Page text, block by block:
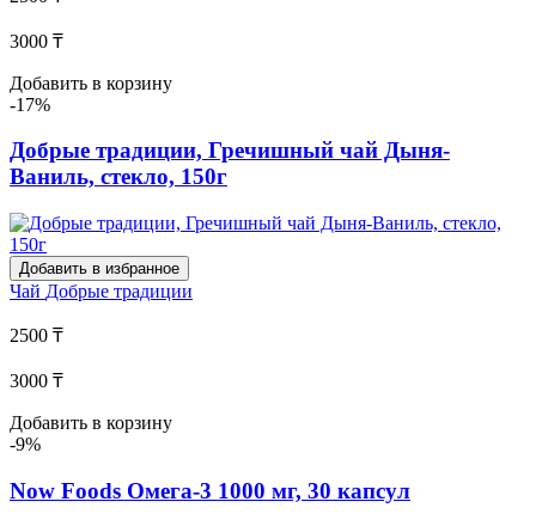
3000 ₸
Добавить в корзину
-17%
Добрые традиции, Гречишный чай Дыня-
Ваниль, стекло, 150г
Добавить в избранное
Чай Добрые традиции
2500 ₸
3000 ₸
Добавить в корзину
-9%
Now Foods Омега-3 1000 мг, 30 капсул